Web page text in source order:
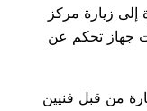
إلى زيارة مركز
جهاز تحكم عن
من قبل فنيين